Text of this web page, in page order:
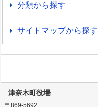
分類から探す
サイトマップから探す
津奈木町役場
〒869-5692